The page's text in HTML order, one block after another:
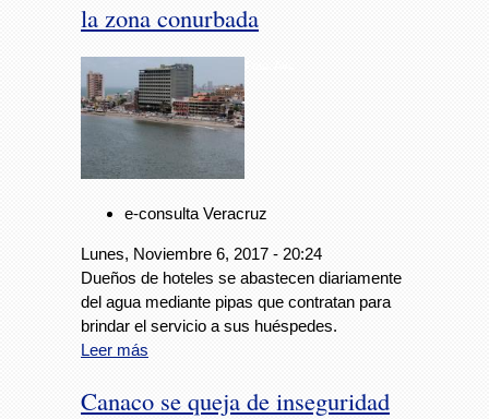
la zona conurbada
e-consulta Veracruz
Lunes, Noviembre 6, 2017 - 20:24
Dueños de hoteles se abastecen diariamente
del agua mediante pipas que contratan para
brindar el servicio a sus huéspedes.
Leer más
Canaco se queja de inseguridad